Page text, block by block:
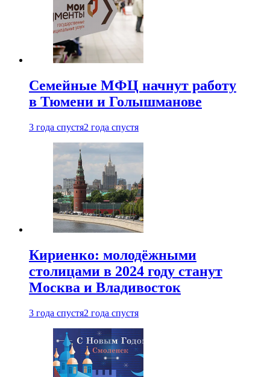
Семейные МФЦ начнут работу
в Тюмени и Голышманове
3 года спустя2 года спустя
Кириенко: молодёжными
столицами в 2024 году станут
Москва и Владивосток
3 года спустя2 года спустя